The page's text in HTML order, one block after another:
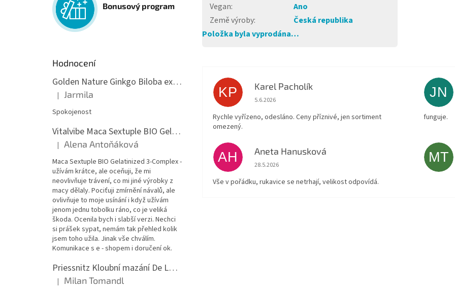
Bonusový program
Hodnocení
Golden Nature Ginkgo Biloba extrakt 50:1 60mg, 100 kapslí
Hodnocení produktu je 5 z 5 hvězdiček.
| Jarmila
Spokojenost
Vitalvibe Maca Sextuple BIO Gelatinized 3-Complex, 60 kapslí
Hodnocení produktu je 5 z 5 hvězdiček.
| Alena Antoňáková
Maca Sextuple BIO Gelatinized 3-Complex -
užívám krátce, ale oceňuji, že mi
neovlivňuje trávení, co mi jiné výrobky z
macy dělaly. Pociťuji zmírnění návalů, ale
ovlivňuje to moje usínání i když užívám
jenom jednu tobolku ráno, co je veliká
škoda. Ocenila bych i slabší verzi. Nechci
si prášek sypat, nemám tak přehled kolik
jsem toho užila. Jinak vše chválím.
Komunikace s e - shopem i doručení ok.
Priessnitz Kloubní mazání De Luxe, 200ml
Hodnocení produktu je 5 z 5 hvězdiček.
| Milan Tomandl
Vegan:
Ano
Země výroby:
Česká republika
Položka byla vyprodána…
KP Karel Pacholík
Hodnocení obchodu je 4 z 5 hvězdiček.
5.6.2026
Rychle vyřízeno, odesláno. Ceny příznivé, jen sortiment
omezený.
JN
funguje.
AH Aneta Hanusková
Hodnocení obchodu je 5 z 5 hvězdiček.
28.5.2026
Vše v pořádku, rukavice se netrhají, velikost odpovídá.
MT